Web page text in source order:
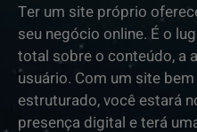
Ter um site próprio
seu negócio online. É o
total sobre o conteúdo, a
usuário. Com um site
estruturado, você estará
presença digital e terá